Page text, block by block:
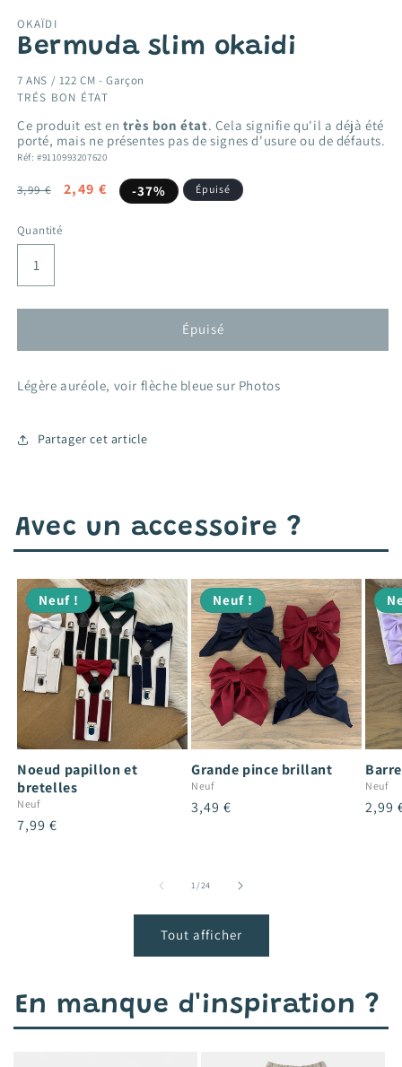
le
média
1
fenêtre
modale
OKAÏDI
Bermuda slim okaidi
7 ANS / 122 CM -Garçon
TRÉS BON ÉTAT
Ce produit est en très bon état. Cela signifie qu'il a déjà été
porté, mais ne présentes pas de signes d'usure ou de défauts.
Réf: #9110993207620
Prix
3,99 €
Prix
2,49 € -37% Épuisé
Quantité
Épuisé
Légère auréole, voir flèche bleue sur Photos
Partager cet article
Avec un accessoire ?
Neuf !
Noeud papillon et
bretelles
Neuf
Prix
7,99 €
Neuf !
Grande pince brillant
Neuf
Prix
3,49 €
Neuf
Prix
2,99
1/de
24
Tout afficher
En manque d'inspiration ?